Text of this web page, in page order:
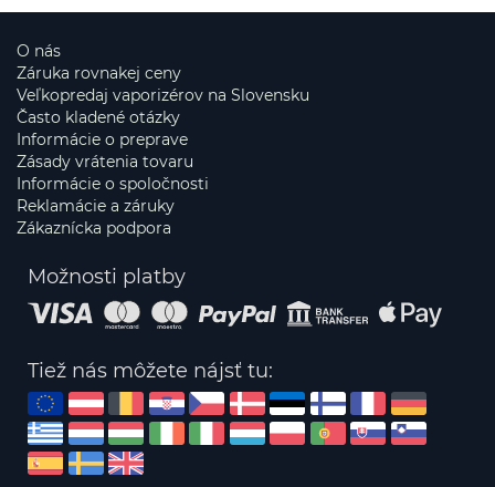
O nás
Záruka rovnakej ceny
Veľkopredaj vaporizérov na Slovensku
Často kladené otázky
Informácie o preprave
Zásady vrátenia tovaru
Informácie o spoločnosti
Reklamácie a záruky
Zákaznícka podpora
Možnosti platby
Tiež nás môžete nájsť tu: